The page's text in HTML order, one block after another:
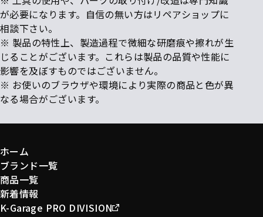
が必要になります。自信の無い方はリペアショップに
相談下さい。
※ 製品の特性上、製造過程で微細な研磨痕や擦れが生
じることがございます。これらは製品の品質や性能に
影響を及ぼすものではございません。
※ お使いのブラウザや環境により実際の商品と色が異
なる場合がございます。
ホーム
ブランド一覧
商品一覧
新着情報
K-Garage PRO DIVISION